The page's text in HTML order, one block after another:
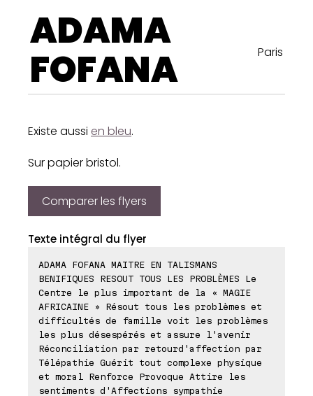
ADAMA
FOFANA
Paris
Existe aussi en bleu.
Sur papier bristol.
Comparer les flyers
Texte intégral du flyer
ADAMA FOFANA MAITRE EN TALISMANS
BENIFIQUES RESOUT TOUS LES PROBLÈMES Le
Centre le plus important de la « MAGIE
AFRICAINE » Résout tous les problèmes et
difficultés de famille voit les problèmes
les plus désespérés et assure l'avenir
Réconciliation par retourd'affection par
Télépathie Guérit tout complexe physique
et moral Renforce Provoque Attire les
sentiments d'Affections sympathie